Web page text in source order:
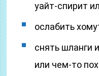
уайт-спирит
ослабить
снять шланги
или чем-то